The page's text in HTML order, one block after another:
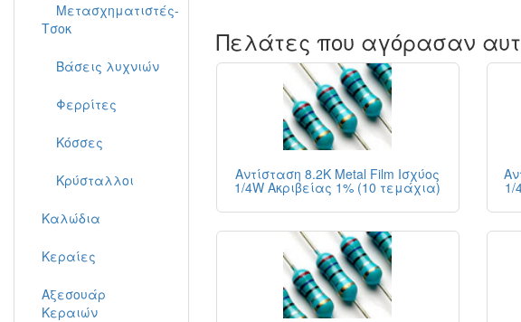
Πελάτες που αγόρασαν
Αντίσταση 8.2K Metal Film Ισχύος
1/4W Ακριβείας 1% (10 τεμάχια) 1/
Μετασχηματιστές-
Τσοκ
Βάσεις λυχνιών
Φερρίτες
Κόσσες
Κρύσταλλοι
Καλώδια
Κεραίες
Αξεσουάρ
Κεραιών